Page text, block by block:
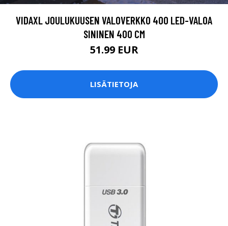
VIDAXL JOULUKUUSEN VALOVERKKO 400 LED-VALOA
SININEN 400 CM
51.99 EUR
LISÄTIETOJA